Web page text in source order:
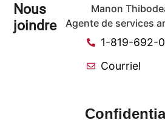
Nous
joindre
Manon
Agente de services
1-819-692-
Courriel